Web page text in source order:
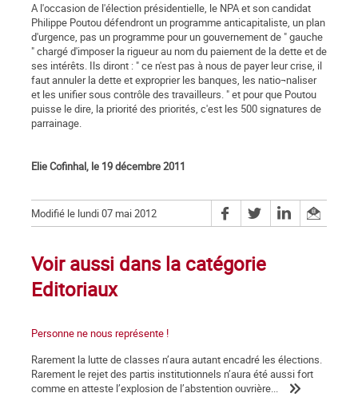
A l'occasion de l'élection présidentielle, le NPA et son candidat
Philippe Poutou défendront un programme anticapitaliste, un plan
d'urgence, pas un programme pour un gouvernement de " gauche
" chargé d'imposer la rigueur au nom du paiement de la dette et de
ses intérêts. Ils diront : " ce n'est pas à nous de payer leur crise, il
faut annuler la dette et exproprier les banques, les natio¬naliser
et les unifier sous contrôle des travailleurs. " et pour que Poutou
puisse le dire, la priorité des priorités, c'est les 500 signatures de
parrainage.
Elie Cofinhal, le 19 décembre 2011
Modifié le lundi 07 mai 2012
Voir aussi dans la catégorie
Editoriaux
Personne ne nous représente !
Rarement la lutte de classes n’aura autant encadré les élections.
Rarement le rejet des partis institutionnels n’aura été aussi fort
comme en atteste l’explosion de l’abstention ouvrière...